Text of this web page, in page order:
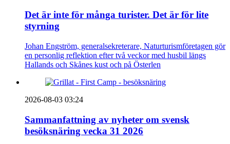
Det är inte för många turister. Det är för lite
styrning
Johan Engström, generalsekreterare, Naturturismföretagen gör
en personlig reflektion efter två veckor med husbil längs
Hallands och Skånes kust och på Österlen
2026-08-03 03:24
Sammanfattning av nyheter om svensk
besöksnäring vecka 31 2026